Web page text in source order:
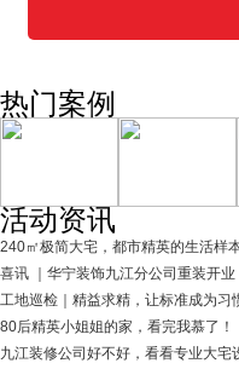
热门案例
活动资讯
240㎡极简大宅，都市精英的生活样
喜讯 ｜华宁装饰九江分公司重装开业
工地巡检｜精益求精，让标准成为习
80后精英小姐姐的家，看完我慕了！
九江装修公司好不好，看看专业大宅